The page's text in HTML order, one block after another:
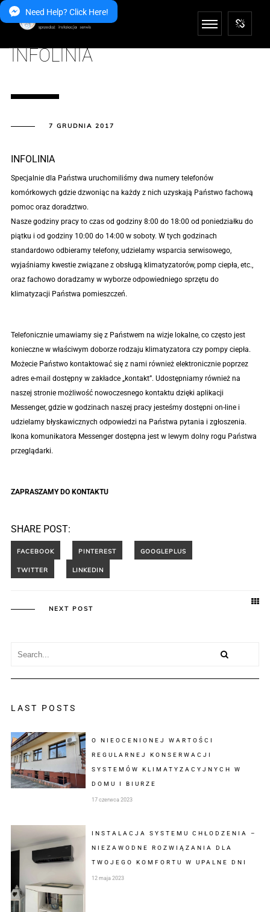
Need Help? Click Here!
INFOLINIA
7 GRUDNIA 2017
INFOLINIA
Specjalnie dla Państwa uruchomiliśmy dwa numery telefonów
komórkowych gdzie dzwoniąc na każdy z nich uzyskają Państwo fachową
pomoc oraz doradztwo.
Nasze godziny pracy to czas od godziny 8:00 do 18:00 od poniedziałku do
piątku i od godziny 10:00 do 14:00 w soboty. W tych godzinach
standardowo odbieramy telefony, udzielamy wsparcia serwisowego,
wyjaśniamy kwestie związane z obsługą klimatyzatorów, pomp ciepła, etc.,
oraz fachowo doradzamy w wyborze odpowiedniego sprzętu do
klimatyzacji Państwa pomieszczeń.
Telefonicznie umawiamy się z Państwem na wizje lokalne, co często jest
konieczne w właściwym doborze rodzaju klimatyzatora czy pompy ciepła.
Możecie Państwo kontaktować się z nami również elektronicznie poprzez
adres e-mail dostępny w zakładce „kontakt”. Udostępniamy również na
naszej stronie możliwość nowoczesnego kontaktu dzięki aplikacji
Messenger, gdzie w godzinach naszej pracy jesteśmy dostępni on-line i
udzielamy błyskawicznych odpowiedzi na Państwa pytania i zgłoszenia.
Ikona komunikatora Messenger dostępna jest w lewym dolny rogu Państwa
przeglądarki.
ZAPRASZAMY DO KONTAKTU
SHARE POST:
NEXT POST
LAST POSTS
O NIEOCENIONEJ WARTOŚCI
REGULARNEJ KONSERWACJI
SYSTEMÓW KLIMATYZACYJNYCH W
DOMU I BIURZE
17 czerwca 2023
INSTALACJA SYSTEMU CHŁODZENIA –
NIEZAWODNE ROZWIĄZANIA DLA
TWOJEGO KOMFORTU W UPALNE DNI
12 maja 2023